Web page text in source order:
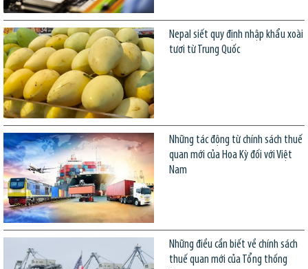
Nepal siết quy định nhập khẩu xoài
tươi từ Trung Quốc
Những tác động từ chính sách thuế
quan mới của Hoa Kỳ đối với Việt
Nam
Những điều cần biết về chính sách
thuế quan mới của Tổng thống